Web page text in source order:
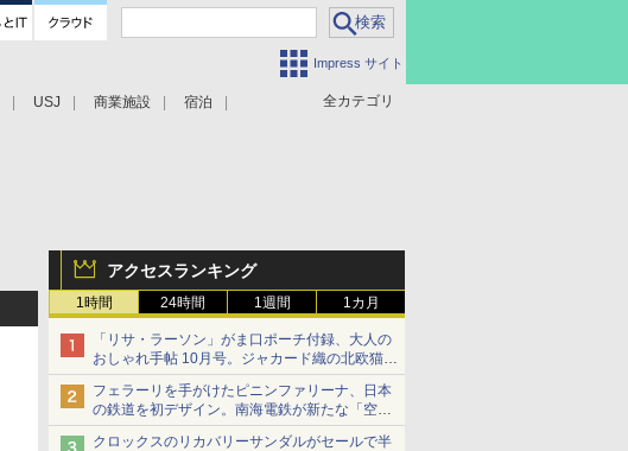
Impress サイト
全カテゴリ
USJ 商業施設 宿泊
アクセスランキング
1時間 24時間 1週間 1カ月
「リサ・ラーソン」がま口ポーチ付録、大人の
おしゃれ手帖 10月号。ジャカード織の北欧猫デ
ザイン
フェラーリを手がけたピニンファリーナ、日本
の鉄道を初デザイン。南海電鉄が新たな「空港
特急」をなにわ筋線へ導入
クロックスのリカバリーサンダルがセールで半